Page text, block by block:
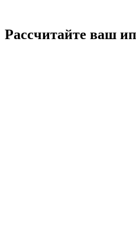
Рассчитайте ваш